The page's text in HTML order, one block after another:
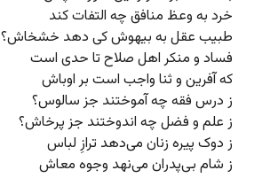
خرد به وعظ منافق چه التفات کند
طبیب عقل به بیهوش کی دهد خشخاش؟
فساد و منکر اهل صلاح تا حدی است
که آفرین و ثنا واجب است بر اوباش
ز درس فقه چه آموختند جز سالوس؟
ز علم و فضل چه اندوختند جز پرخاش؟
ز دوک پیره زنان می‌دهد ترازِ لباس
ز شام بی‌پدران می‌نهد وجوه معاش